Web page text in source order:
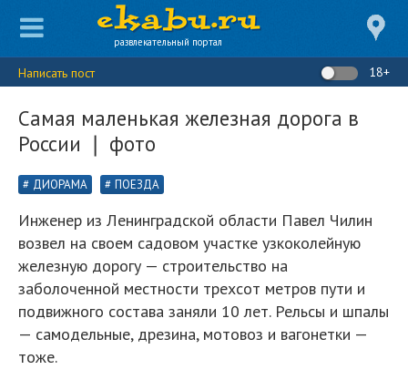
развлекательный портал
Написать пост 18+
Самая маленькая железная дорога в
России ❘ фото
ДИОРАМА ПОЕЗДА
Инженер из Ленинградской области Павел Чилин
возвел на своем садовом участке узкоколейную
железную дорогу — строительство на
заболоченной местности трехсот метров пути и
подвижного состава заняли 10 лет. Рельсы и шпалы
— самодельные, дрезина, мотовоз и вагонетки —
тоже.